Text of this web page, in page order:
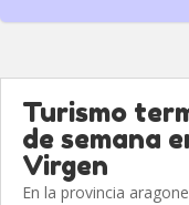
Turismo
de semana
Virgen
En la provincia